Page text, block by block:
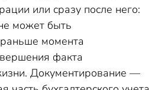
или сразу после него:
может быть
момента
факта
Документирование —